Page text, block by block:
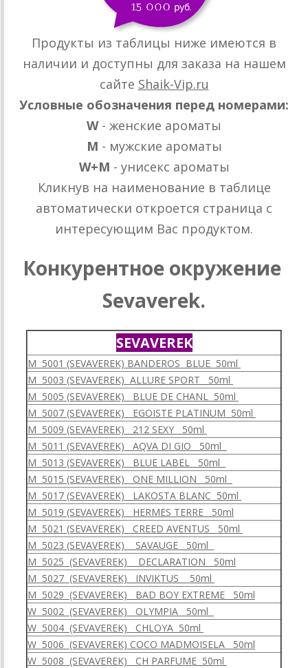
Продукты из таблицы ниже имеются в
наличии и доступны для заказа на нашем
сайте Shaik-Vip.ru
Условные обозначения перед номерами:
W- женские ароматы
M - мужские ароматы
W+M - унисекс ароматы
Кликнув на наименование в таблице
автоматически откроется страница с
интересующим Вас продуктом.
Конкурентное окружение
Sevaverek.
SEVAVEREK
M 5001 (SEVAVEREK) BANDEROS BLUE 50ml
M 5003 (SEVAVEREK) ALLURE SPORT 50ml
M 5005 (SEVAVEREK) BLUE DE CHANL 50ml
M 5007 (SEVAVEREK) EGOISTE PLATINUM 50ml
M 5009 (SEVAVEREK) 212 SEXY 50ml
M 5011 (SEVAVEREK) AQVA DI GIO 50ml
M 5013 (SEVAVEREK) BLUE LABEL 50ml
M 5015 (SEVAVEREK) ONE MILLION 50ml
M 5017 (SEVAVEREK) LAKOSTA BLANC 50ml
M 5019 (SEVAVEREK) HERMES TERRE 50ml
M 5021 (SEVAVEREK) CREED AVENTUS 50ml
M 5023 (SEVAVEREK) SAVAUGE 50ml
M 5025 (SEVAVEREK) DECLARATION 50ml
M 5027 (SEVAVEREK) INVIKTUS 50ml
M 5029 (SEVAVEREK) BAD BOY EXTREME 50ml
W 5002 (SEVAVEREK) OLYMPIA 50ml
W 5004 (SEVAVEREK) CHLOYA 50ml
W 5006 (SEVAVEREK) COCO MADMOISELA 50ml
W 5008 (SEVAVEREK) CH PARFUME 50ml